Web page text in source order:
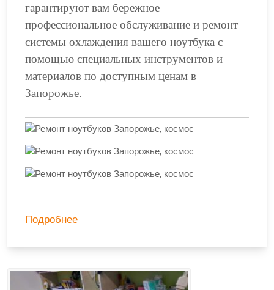
гарантируют вам бережное
профессиональное обслуживание и ремонт
системы охлаждения вашего ноутбука с
помощью специальных инструментов и
материалов по доступным ценам в
Запорожье.
Подробнее